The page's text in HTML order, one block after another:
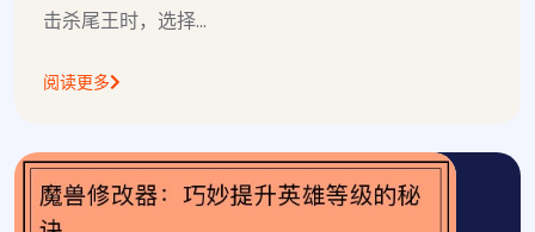
击杀尾王时，选择...
阅读更多